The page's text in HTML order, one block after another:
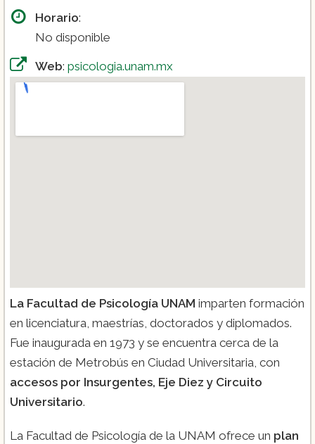
Horario:
No disponible
Web: psicologia.unam.mx
La Facultad de Psicología UNAM imparten formación
en licenciatura, maestrías, doctorados y diplomados.
Fue inaugurada en 1973 y se encuentra cerca de la
estación de Metrobús en Ciudad Universitaria, con
accesos por Insurgentes, Eje Diez y Circuito
Universitario.
La Facultad de Psicología de la UNAM ofrece un plan